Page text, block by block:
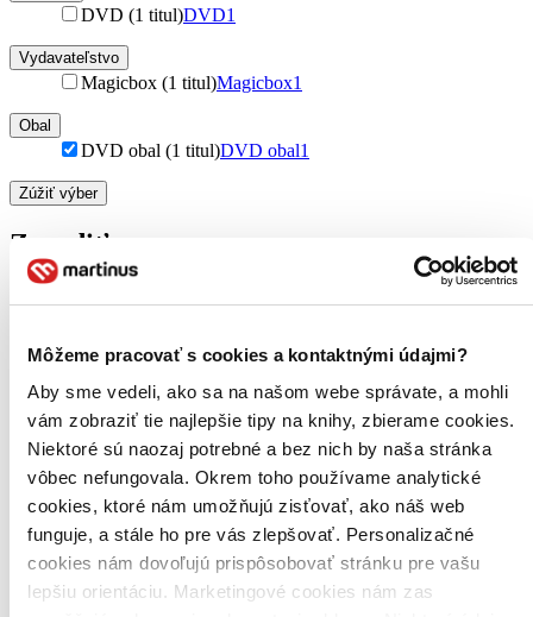
Môžeme pracovať s cookies a kontaktnými údajmi?
Aby sme vedeli, ako sa na našom webe správate, a mohli
vám zobraziť tie najlepšie tipy na knihy, zbierame cookies.
Niektoré sú naozaj potrebné a bez nich by naša stránka
vôbec nefungovala. Okrem toho používame analytické
cookies, ktoré nám umožňujú zisťovať, ako náš web
funguje, a stále ho pre vás zlepšovať. Personalizačné
cookies nám dovoľujú prispôsobovať stránku pre vašu
lepšiu orientáciu. Marketingové cookies nám zas
DVD (1 titul)DVD1
Vydavateľstvo
Magicbox (1 titul)Magicbox1
Obal
DVD obal (1 titul)DVD obal1
Zúžiť výber
Zoradiť
Bestsellery
Novinky
Najdrahšie
Najlacnejšie
Použité filtre
Zrušiť filtre
DVD obal Režisér Alex Mann